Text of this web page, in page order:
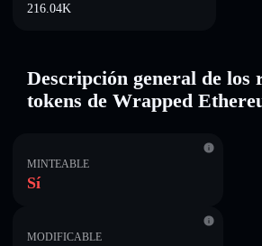
216.04K
Descripción general de los
tokens de Wrapped
MINTEABLE
Sí
MODIFICABLE